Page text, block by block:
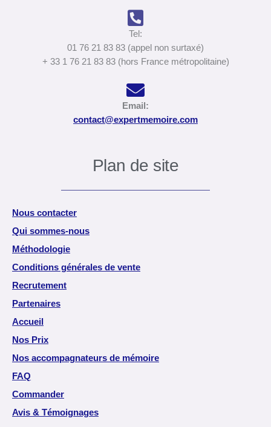
Tel:
01 76 21 83 83 (appel non surtaxé)
+ 33 1 76 21 83 83 (hors France métropolitaine)
Email:
contact@expertmemoire.com
Plan de site
Nous contacter
Qui sommes-nous
Méthodologie
Conditions générales de vente
Recrutement
Partenaires
Accueil
Nos Prix
Nos accompagnateurs de mémoire
FAQ
Commander
Avis & Témoignages